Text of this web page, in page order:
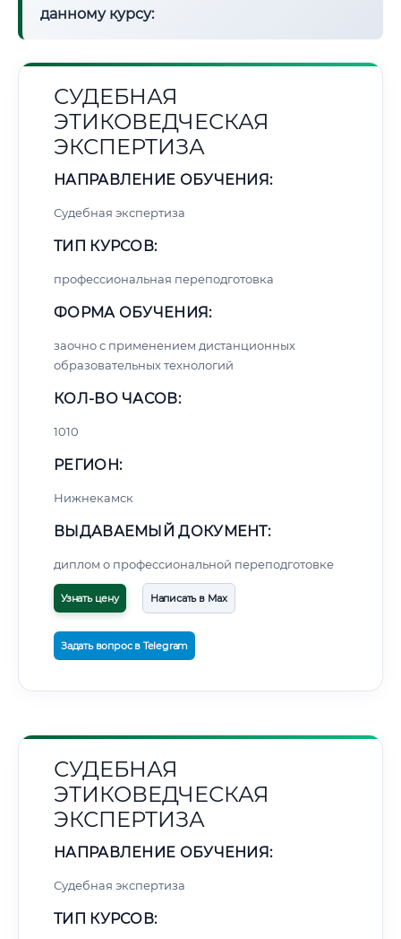
данному курсу:
СУДЕБНАЯ
ЭТИКОВЕДЧЕСКАЯ
ЭКСПЕРТИЗА
НАПРАВЛЕНИЕ ОБУЧЕНИЯ:
Судебная экспертиза
ТИП КУРСОВ:
профессиональная переподготовка
ФОРМА ОБУЧЕНИЯ:
заочно с применением дистанционных
образовательных технологий
КОЛ-ВО ЧАСОВ:
1010
РЕГИОН:
Нижнекамск
ВЫДАВАЕМЫЙ ДОКУМЕНТ:
диплом о профессиональной переподготовке
Узнать цену Написать в Max
Задать вопрос в Telegram
СУДЕБНАЯ
ЭТИКОВЕДЧЕСКАЯ
ЭКСПЕРТИЗА
НАПРАВЛЕНИЕ ОБУЧЕНИЯ:
Судебная экспертиза
ТИП КУРСОВ: